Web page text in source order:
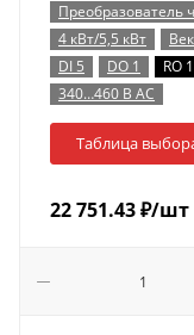
Преобразователь
4 кВт/5,5 кВт
DI 5
DO 1 RO 1
340…460 В AC
Таблица
22 751.43₽/шт